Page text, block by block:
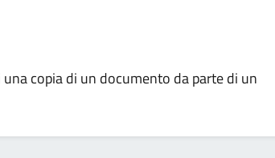
copia di un documento da parte di un